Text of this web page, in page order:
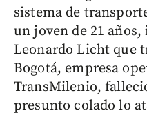
sistema de
un joven de 21
Leonardo Licht que
Bogotá, empresa
TransMilenio,
presunto colado lo